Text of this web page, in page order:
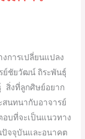
การเปลี่ยนแปลง
ย์ชัยวัฒน์ ถิระพันธุ์
สิ่งที่ลูกศิษย์อยาก
นทนากับอาจารย์
บที่จะเป็นแนวทาง
ปัจจุบันและอนาคต